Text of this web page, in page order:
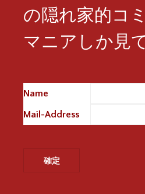
の隠れ家的コ
マニアしか見
Name
Mail-Address